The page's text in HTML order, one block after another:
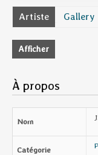
Artiste Gallery
Afficher
À propos
Nom
Catégorie